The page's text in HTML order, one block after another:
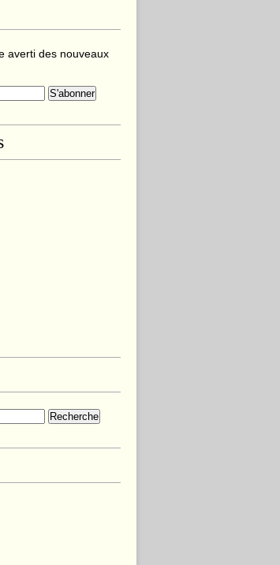
averti des nouveaux